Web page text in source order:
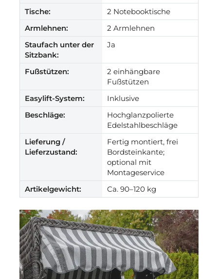
Tische:
2 Notebooktische
Armlehnen:
2 Armlehnen
Staufach unter der
Sitzbank:
Ja
Fußstützen:
2 einhängbare
Fußstützen
Easylift-System:
Inklusive
Beschläge:
Hochglanzpolierte
Edelstahlbeschläge
Lieferung /
Lieferzustand:
Fertig montiert, frei
Bordsteinkante;
optional mit
Montageservice
Artikelgewicht:
Ca. 90–120 kg